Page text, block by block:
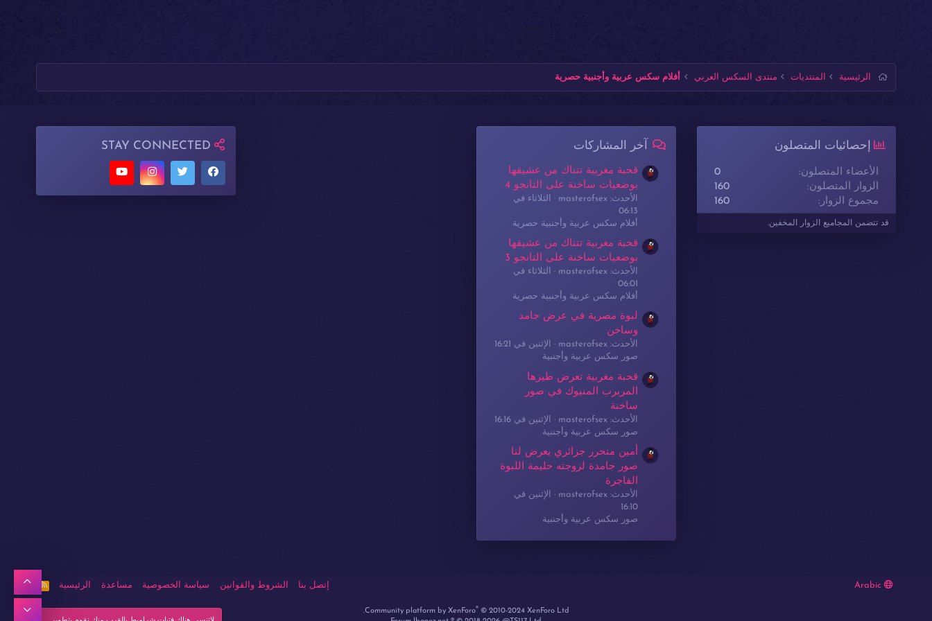
الرئيسية المنتديات منتدى السكس العربي أفلام سكس عربية وأجنبية حصرية
إحصائيات المتصلون
الأعضاء المتصلون
0
الزوار المتصلون
160
مجموع الزوار
160
قد تتضمن المجاميع الزوار المخفين.
آخر المشاركات
قحبة مغربية تتناك من عشيقها
بوضعيات ساخنة على التانجو 4
الأحدث: masterofsex
الثلاثاء في
06:13
أفلام سكس عربية وأجنبية حصرية
قحبة مغربية تتناك من عشيقها
بوضعيات ساخنة على التانجو 3
الأحدث: masterofsex
الثلاثاء في
06:01
أفلام سكس عربية وأجنبية حصرية
لبوة مصرية في عرض جامد
وساخن
الأحدث: masterofsex
الإثنين في 16:21
صور سكس عربية وأجنبية
قحبة مغربية تعرض طيزها
المربرب المنيوك في صور
ساخنة
الأحدث: masterofsex
الإثنين في 16:16
صور سكس عربية وأجنبية
أمين متحرر جزائري يعرض لنا
صور جامدة لزوجته حليمة اللبوة
الفاجرة
الأحدث: masterofsex
الإثنين في
16:10
صور سكس عربية وأجنبية
STAY CONNECTED
إتصل بنا الشروط والقوانين سياسة الخصوصية مساعدة الرئيسية
S
Community platform by XenForo® © 2010-2024 XenForo Ltd.
أعلى
أسفل